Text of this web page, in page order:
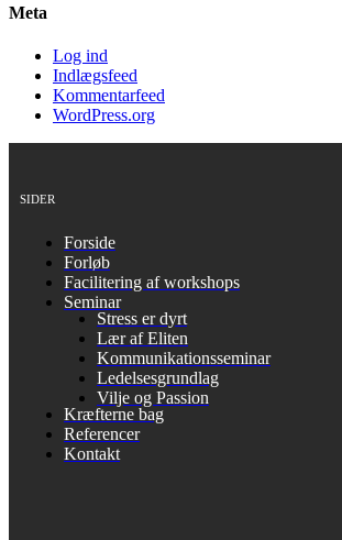
Meta
Log ind
Indlægsfeed
Kommentarfeed
WordPress.org
SIDER
Forside
Forløb
Facilitering af workshops
Seminar
Stress er dyrt
Lær af Eliten
Kommunikationsseminar
Ledelsesgrundlag
Vilje og Passion
Kræfterne bag
Referencer
Kontakt